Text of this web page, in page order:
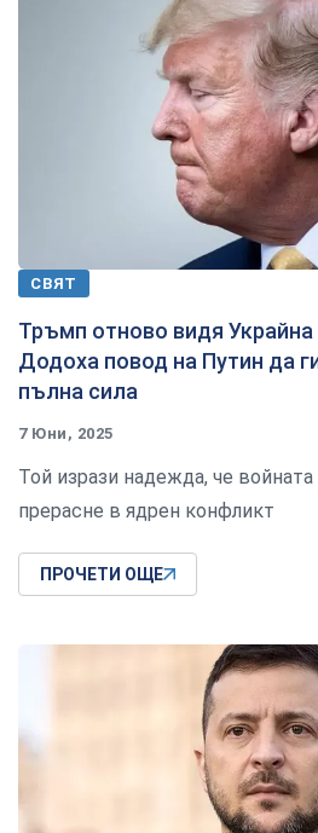
СВЯТ
Тръмп отново видя Украйна
Додоха повод на Путин да
пълна сила
7 Юни, 2025
Той изрази надежда, че
прерасне в ядрен конфликт
ПРОЧЕТИ ОЩЕ